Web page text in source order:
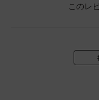
このレ